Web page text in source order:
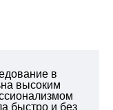
в
высоким
быстро и без